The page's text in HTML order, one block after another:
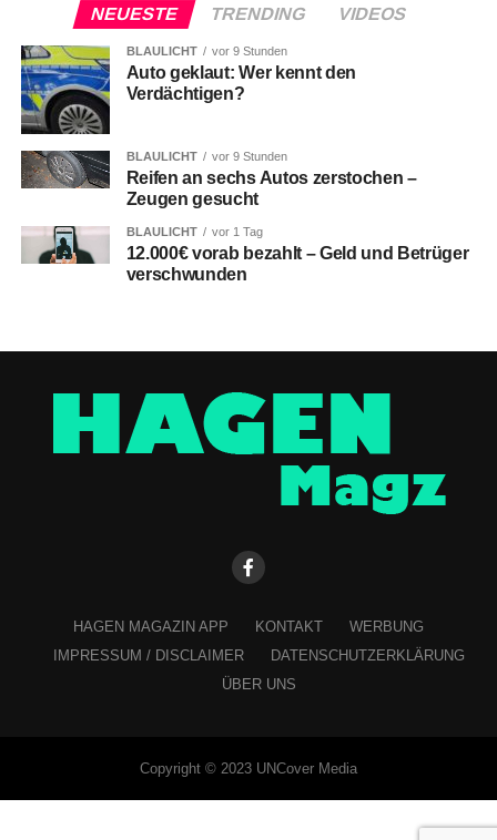
NEUESTE TRENDING VIDEOS
BLAULICHT vor 9 Stunden
Auto geklaut: Wer kennt den
Verdächtigen?
BLAULICHT vor 9 Stunden
Reifen an sechs Autos zerstochen –
Zeugen gesucht
BLAULICHT vor 1 Tag
12.000€ vorab bezahlt – Geld und Betrüger
verschwunden
HAGEN MAGAZIN APP KONTAKT
WERBUNG
IMPRESSUM / DISCLAIMER
DATENSCHUTZERKLÄRUNG
ÜBER UNS
Copyright © 2023 UNCover Media